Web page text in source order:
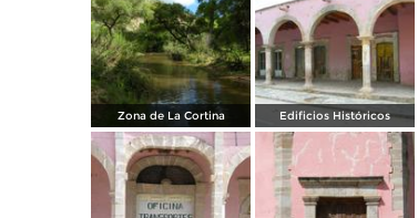
Zona de La Cortina Edificios Históricos